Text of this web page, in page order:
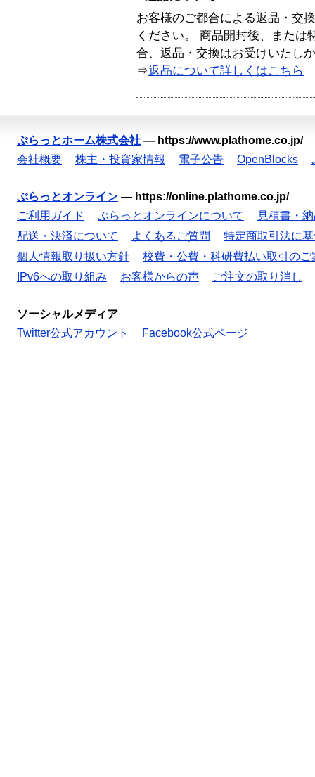
お客様のご都合による返品・交
ください。 商品開封後、または
合、返品・交換はお受けいたし
⇒返品について詳しくはこちら
ぷらっとホーム株式会社 — https://www.plathome.co.jp/
会社概要
株主・投資家情報 電子公告 OpenBlocks
ぷらっとオンライン — https://online.plathome.co.jp/
ご利用ガイド
ぷらっとオンラインについて
見積書・
配送・決済について
よくあるご質問
特定商取引法に
個人情報取り扱い方針
校費・公費・科研費払い取引のご
IPv6への取り組み
お客様からの声 ご注文の取り消し
ソーシャルメディア
Twitter公式アカウント
Facebook公式ページ